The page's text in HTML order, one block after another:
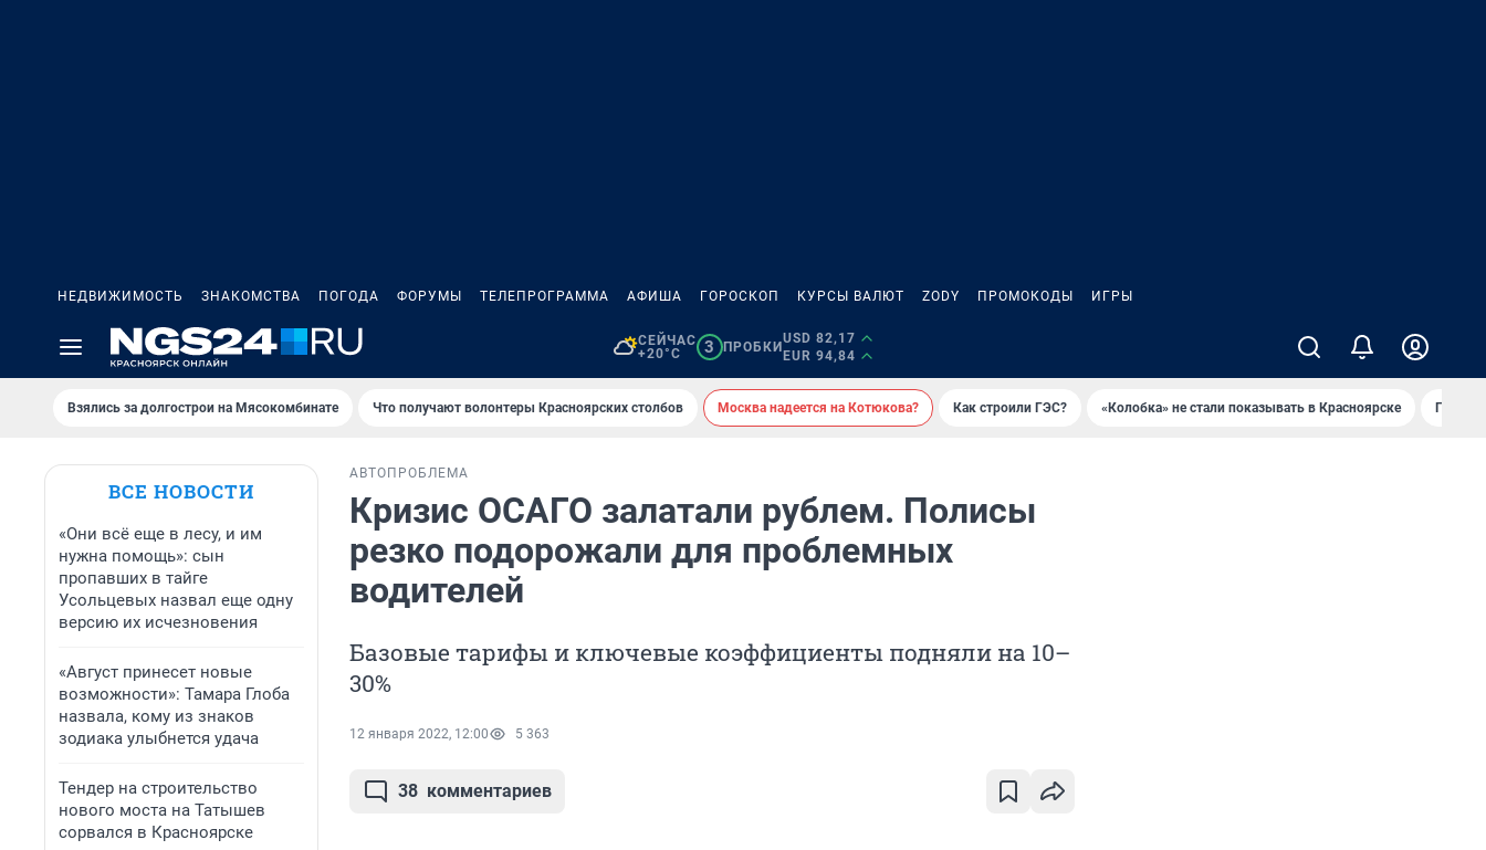
НЕДВИЖИМОСТЬ ЗНАКОМСТВА ПОГОДА ФОРУМЫ ТЕЛЕПРОГРАММА АФИША ГОРОСКОП КУРСЫ ВАЛЮТ ZODY ПРОМОКОДЫ ИГРЫ
СЕЙЧАС
+20°C
3 ПРОБКИ
USD 82,17
EUR 94,84
Взялись за долгострои на Мясокомбинате Что получают волонтеры Красноярских столбов Москва надеется на Котюкова? Как строили ГЭС? «Колобка» не стали показывать в Красноярске Гриль-
ВСЕ НОВОСТИ
«Они всё еще в лесу, и им
нужна помощь»: сын
пропавших в тайге
Усольцевых назвал еще одну
версию их исчезновения
«Август принесет новые
возможности»: Тамара Глоба
назвала, кому из знаков
зодиака улыбнется удача
Тендер на строительство
нового моста на Татышев
сорвался в Красноярске
АВТО ПРОБЛЕМА
Кризис ОСАГО залатали рублем. Полисы
резко подорожали для проблемных
водителей
Базовые тарифы и ключевые коэффициенты подняли на 10–
30%
12 января 2022, 12:00 5 363
38 комментариев